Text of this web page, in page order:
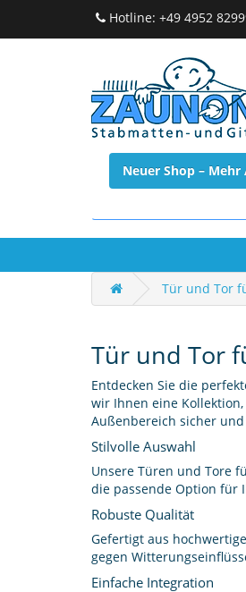
Hotline: +49 4952
Neuer Shop – Mehr
Tür und Tor
Tür und Tor
Entdecken Sie die
wir Ihnen eine
Außenbereich sicher
Stilvolle Auswahl
Unsere Türen und Tore
die passende Option für
Robuste Qualität
Gefertigt aus
gegen
Einfache Integration